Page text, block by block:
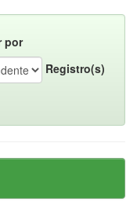
por
Registro(s)